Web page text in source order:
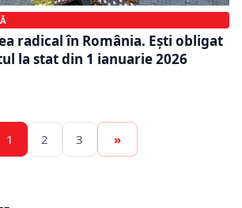
radical în România. Ești obligat
la stat din 1 ianuarie 2026
1 2 3 »